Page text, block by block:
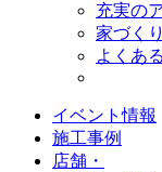
充実の
家づく
よくあ
イベント情報
施工事例
店舗・